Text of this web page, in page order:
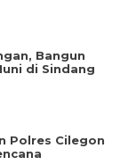
Bangun
di Sindang
Polres Cilegon